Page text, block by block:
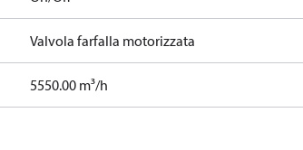
Valvola farfalla motorizzata
5550.00 m³/h